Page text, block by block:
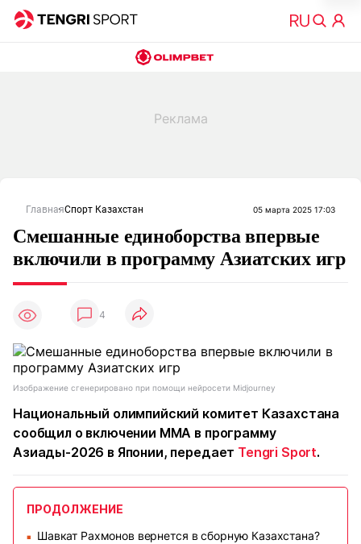
ГлавнаяСпорт Казахстан 05 марта 2025 17:03
Смешанные единоборства впервые
включили в программу Азиатских игр
4
Изображение сгенерировано при помощи нейросети Midjourney
Национальный олимпийский комитет Казахстана
сообщил о включении MMA в программу
Азиады-2026 в Японии, передает Tengri Sport.
ПРОДОЛЖЕНИЕ
■
Шавкат Рахмонов вернется в сборную Казахстана?